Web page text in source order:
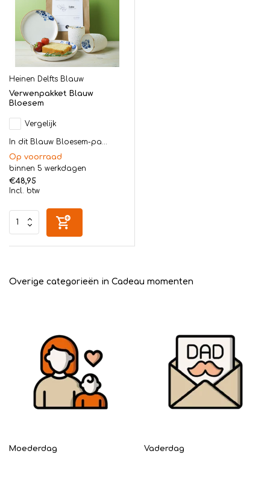
Heinen Delfts Blauw
Verwenpakket Blauw
Bloesem
Vergelijk
In dit Blauw Bloesem-pa...
Op voorraad
binnen 5 werkdagen
€48,95
Incl. btw
Overige categorieën in Cadeau momenten
Moederdag Vaderdag